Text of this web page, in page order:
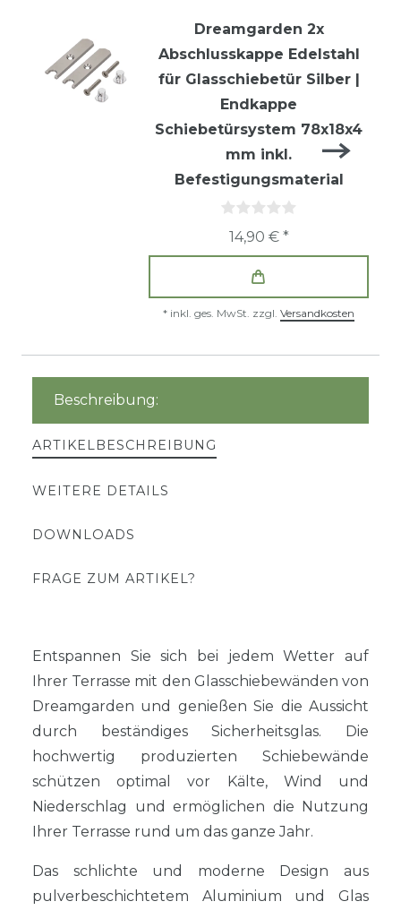
Dreamgarden 2x
Abschlusskappe Edelstahl
für Glasschiebetür Silber |
Endkappe
Schiebetürsystem 78x18x4
mm inkl.
Befestigungsmaterial
14,90 € *
* inkl. ges. MwSt. zzgl. Versandkosten
Beschreibung:
ARTIKELBESCHREIBUNG
WEITERE DETAILS
DOWNLOADS
FRAGE ZUM ARTIKEL?
Entspannen Sie sich bei jedem Wetter auf
Ihrer Terrasse mit den Glasschiebewänden von
Dreamgarden und genießen Sie die Aussicht
durch beständiges Sicherheitsglas. Die
hochwertig produzierten Schiebewände
schützen optimal vor Kälte, Wind und
Niederschlag und ermöglichen die Nutzung
Ihrer Terrasse rund um das ganze Jahr.
Das schlichte und moderne Design aus
pulverbeschichtetem Aluminium und Glas